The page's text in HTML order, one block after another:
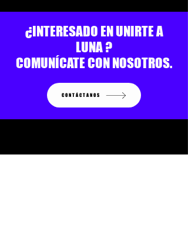
¿INTERESADO EN UNIRTE A
LUNA ?
COMUNÍCATE CON NOSOTROS.
CONTÁCTANOS